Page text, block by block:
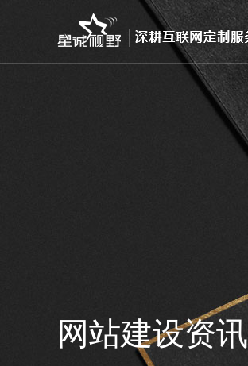
网站建设资讯